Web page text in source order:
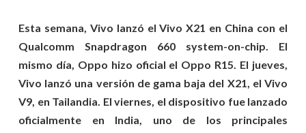
Esta semana, Vivo lanzó el Vivo X21 en China con el
Qualcomm Snapdragon 660 system-on-chip. El
mismo día, Oppo hizo oficial el Oppo R15. El jueves,
Vivo lanzó una versión de gama baja del X21, el Vivo
V9, en Tailandia. El viernes, el dispositivo fue lanzado
oficialmente en India, uno de los principales